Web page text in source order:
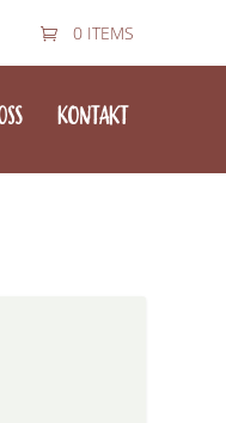
0 ITEMS
KONTAKT